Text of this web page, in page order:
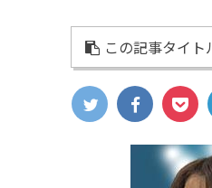
この記事タイト